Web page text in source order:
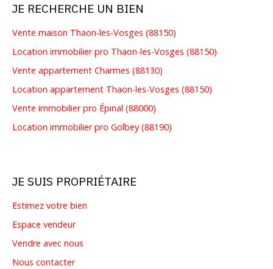
JE RECHERCHE UN BIEN
Vente maison Thaon-les-Vosges (88150)
Location immobilier pro Thaon-les-Vosges (88150)
Vente appartement Charmes (88130)
Location appartement Thaon-les-Vosges (88150)
Vente immobilier pro Épinal (88000)
Location immobilier pro Golbey (88190)
JE SUIS PROPRIÉTAIRE
Estimez votre bien
Espace vendeur
Vendre avec nous
Nous contacter